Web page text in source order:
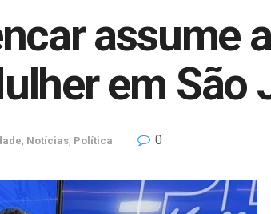
assume
em São
Notícias Política 0